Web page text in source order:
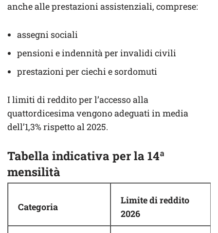
anche alle prestazioni assistenziali, comprese:
assegni sociali
pensioni e indennità per invalidi civili
prestazioni per ciechi e sordomuti
I limiti di reddito per l’accesso alla
quattordicesima vengono adeguati in media
dell’1,3% rispetto al 2025.
Tabella indicativa per la 14ª
mensilità
Categoria
Limite di reddito
2026